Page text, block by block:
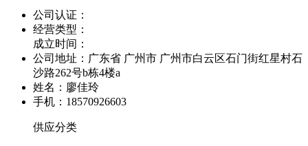
公司认证：
经营类型：
成立时间：
公司地址： 广东省 广州市 广州市白云区石门街红星村石
沙路262号b栋4楼a
姓名：廖佳玲
手机：18570926603
供应分类